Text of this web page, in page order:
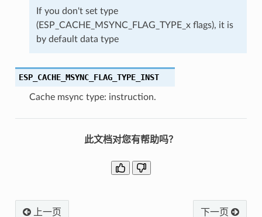
If you don't set type
(ESP_CACHE_MSYNC_FLAG_TYPE_x flags), it is
by default data type
ESP_CACHE_MSYNC_FLAG_TYPE_INST
Cache msync type: instruction.
此文档对您有帮助吗？
上一页 下一页